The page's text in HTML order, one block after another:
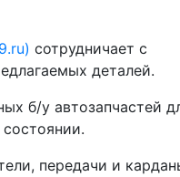
сотрудничает с
деталей.
б/у автозапчастей
передачи и